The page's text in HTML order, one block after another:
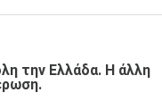
την Ελλάδα. Η άλλη